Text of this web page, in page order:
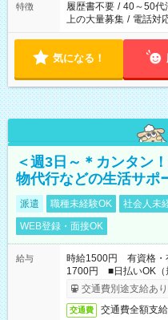
特徴 履歴書不要 / 40～50代
上の大量募集 / 電話対
気になる！
＜週3日～＊カンタン
物代行などの生活サポ
派遣 職種未経験OK 社会人未
WEB登録・面接OK
給与
時給1500円 有資格・
1700円 ■日払いOK（
交通費別途支給あり
交通費 交通費全額支給